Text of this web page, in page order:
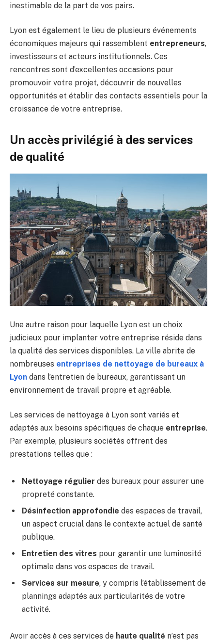
inestimable de la part de vos pairs.
Lyon est également le lieu de plusieurs événements
économiques majeurs qui rassemblent entrepreneurs,
investisseurs et acteurs institutionnels. Ces
rencontres sont d’excellentes occasions pour
promouvoir votre projet, découvrir de nouvelles
opportunités et établir des contacts essentiels pour la
croissance de votre entreprise.
Un accès privilégié à des services
de qualité
Une autre raison pour laquelle Lyon est un choix
judicieux pour implanter votre entreprise réside dans
la qualité des services disponibles. La ville abrite de
nombreuses entreprises de nettoyage de bureaux à
Lyon dans l’entretien de bureaux, garantissant un
environnement de travail propre et agréable.
Les services de nettoyage à Lyon sont variés et
adaptés aux besoins spécifiques de chaque entreprise.
Par exemple, plusieurs sociétés offrent des
prestations telles que :
Nettoyage régulier des bureaux pour assurer une
propreté constante.
Désinfection approfondie des espaces de travail,
un aspect crucial dans le contexte actuel de santé
publique.
Entretien des vitres pour garantir une luminosité
optimale dans vos espaces de travail.
Services sur mesure, y compris l’établissement de
plannings adaptés aux particularités de votre
activité.
Avoir accès à ces services de haute qualité n’est pas